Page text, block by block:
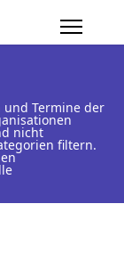
Termine der
nicht
filtern.